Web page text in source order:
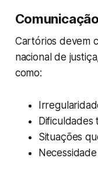
Cartórios devem
nacional de
como:
Dificuldades
Situações